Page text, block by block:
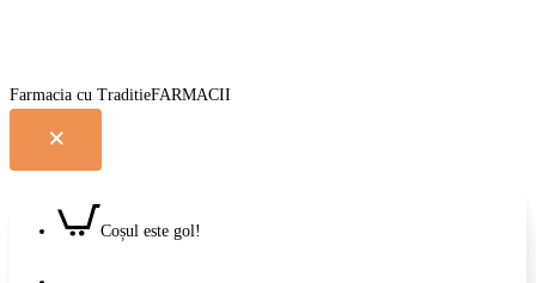
Farmacia cu Traditie
Coșul este gol!